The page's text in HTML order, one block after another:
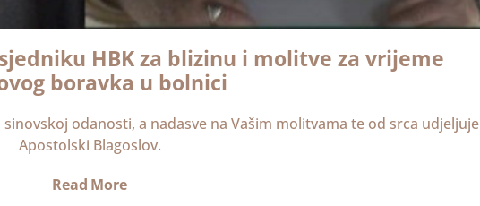
HBK za blizinu i molitve za vrijeme
boravka u bolnici
odanosti, a nadasve na Vašim molitvama te od srca udjeljuje
Apostolski Blagoslov.
Read More